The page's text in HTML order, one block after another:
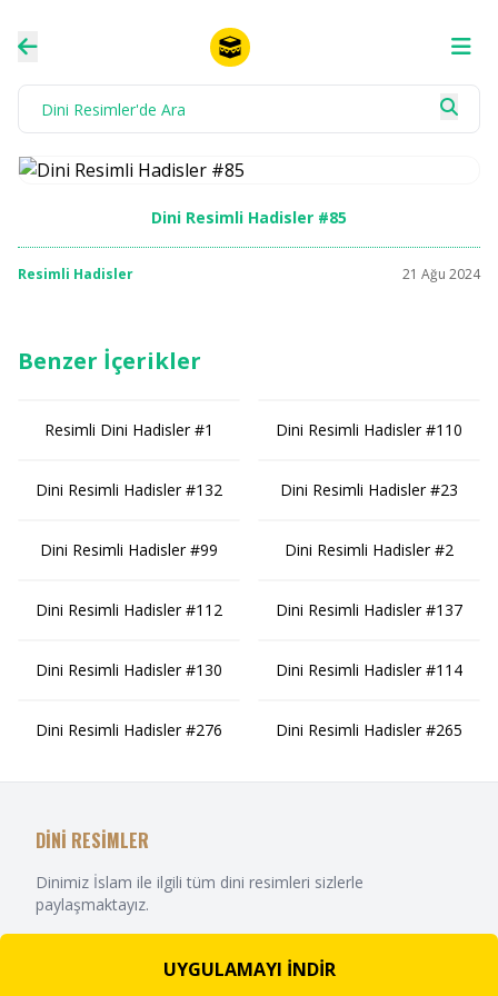
Dini Resimli Hadisler #85
Resimli Hadisler 21 Ağu 2024
UYGULAMAYI İNDİR
Benzer İçerikler
Resimli Dini Hadisler #1
Dini Resimli Hadisler #132
Dini Resimli Hadisler #99
Dini Resimli Hadisler #112
Dini Resimli Hadisler #130
Dini Resimli Hadisler #276
Dini Resimli Hadisler #110
Dini Resimli Hadisler #23
Dini Resimli Hadisler #2
Dini Resimli Hadisler #137
Dini Resimli Hadisler #114
Dini Resimli Hadisler #265
DİNİ RESİMLER
Dinimiz İslam ile ilgili tüm dini resimleri sizlerle
paylaşmaktayız.